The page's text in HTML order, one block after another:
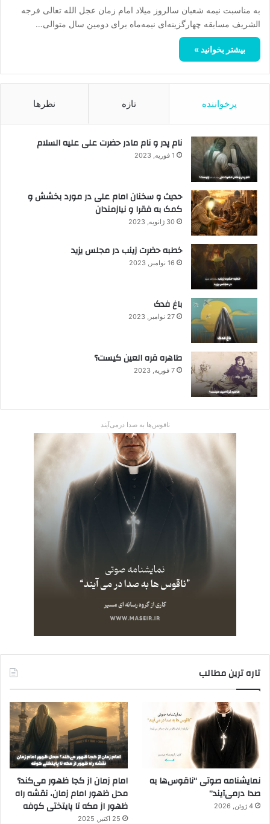
به مناسبت نیمه شعبان سالروز میلاد امام زمان عجل الله تعالی فرجه
الشریف مسابقه چهارگزینه‌ای نیمه‌ماه برای دومین سال متوالی…
بیشتر بخوانید »
پرخواننده تازه نظرها
نام پدر و نام مادر حضرت علی علیه السلام
1 فوریه, 2023
حدیث و سخنان امام علی در مورد بخشش و
کمک به فقرا و نیازمندان
30 ژانویه, 2023
خطبه حضرت زینب در مجلس یزید
16 نوامبر, 2023
باغ فدک
27 نوامبر, 2023
طاهره قره العین کیست؟
7 فوریه, 2023
ناقوس‌ها به صدا در‌می‌آیند
تاره ترین مطالب
نمایشنامه صوتی “ناقوس‌ها به
صدا در‌می‌آیند”
4 ژوئن, 2026
امام زمان از کجا ظهور می‌کند؟
محل ظهور امام زمان، نقشه راه
ظهور از مکه تا پایتختی کوفه
25 اکتبر, 2025